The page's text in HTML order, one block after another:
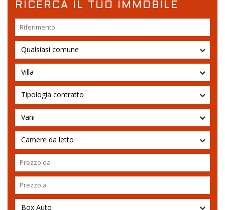
RICERCA IL TUO IMMOBILE
Qualsiasi comune
Villa
Tipologia contratto
Vani
Camere da letto
Box Auto